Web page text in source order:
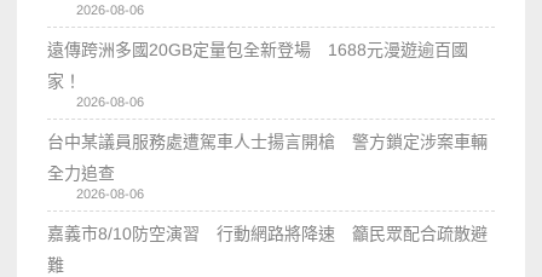
2026-08-06
遠傳跨洲多國20GB定量包全新登場 1688元漫遊逾百國
家！
2026-08-06
台中某議員服務處遭駕車人士揚言開槍 警方鎖定涉案車輛
全力追查
2026-08-06
嘉義市8/10防空演習 行動網路將降速 籲民眾配合疏散避
難